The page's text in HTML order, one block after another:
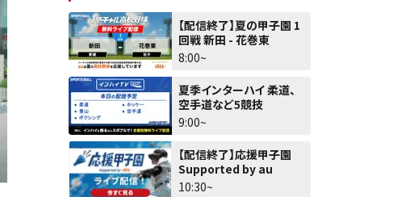
【配信終了】夏の甲子園 1
回戦 新田 - 花巻東
8:00~
夏季インターハイ 柔道、
空手道など5競技
9:00~
【配信終了】応援甲子園
Supported by au
10:30~